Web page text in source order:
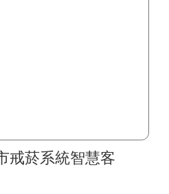
戒菸系統智慧客